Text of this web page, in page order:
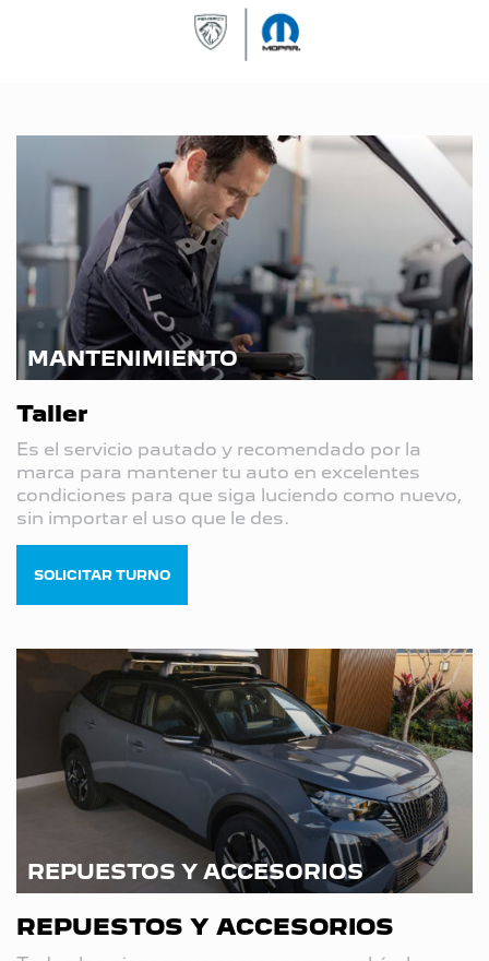
MANTENIMIENTO
Taller
Es el servicio pautado y recomendado por la
marca para mantener tu auto en excelentes
condiciones para que siga luciendo como nuevo,
sin importar el uso que le des.
SOLICITAR TURNO
REPUESTOS Y ACCESORIOS
REPUESTOS Y ACCESORIOS